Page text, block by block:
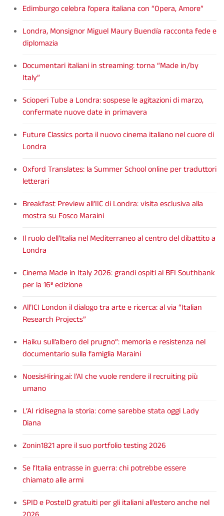
Edimburgo celebra l’opera italiana con “Opera, Amore”
Londra, Monsignor Miguel Maury Buendía racconta fede e
diplomazia
Documentari italiani in streaming: torna “Made in/by
Italy”
Scioperi Tube a Londra: sospese le agitazioni di marzo,
confermate nuove date in primavera
Future Classics porta il nuovo cinema italiano nel cuore di
Londra
Oxford Translates: la Summer School online per traduttori
letterari
Breakfast Preview all’IIC di Londra: visita esclusiva alla
mostra su Fosco Maraini
Il ruolo dell’Italia nel Mediterraneo al centro del dibattito a
Londra
Cinema Made in Italy 2026: grandi ospiti al BFI Southbank
per la 16ª edizione
All’ICI London il dialogo tra arte e ricerca: al via “Italian
Research Projects”
Haiku sull’albero del prugno”: memoria e resistenza nel
documentario sulla famiglia Maraini
NoesisHiring.ai: l’AI che vuole rendere il recruiting più
umano
L’AI ridisegna la storia: come sarebbe stata oggi Lady
Diana
Zonin1821 apre il suo portfolio testing 2026
Se l’Italia entrasse in guerra: chi potrebbe essere
chiamato alle armi
SPID e PosteID gratuiti per gli italiani all’estero anche nel